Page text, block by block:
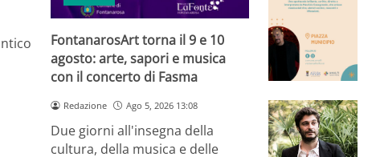
FontanarosArt torna il 9 e 10
agosto: arte, sapori e musica
con il concerto di Fasma
Redazione Ago 5, 2026 13:08
Due giorni all'insegna della
cultura, della musica e delle